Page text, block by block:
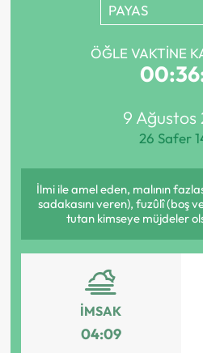
PAYAS
ÖĞLE VAKTINE
9 Ağustos
26 Safer
İlmi ile amel eden, malının
sadakasını veren), fuzûlî (boş
tutan kimseye müjdeler
İMSAK
04:09